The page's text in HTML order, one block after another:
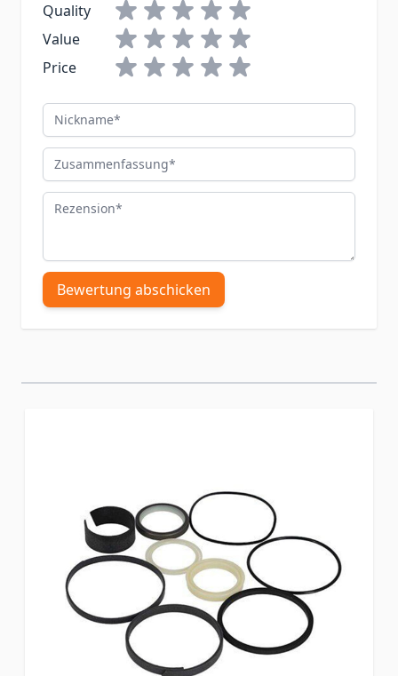
Quality
Value
Price
Nickname
Zusammenfassung
Rezension
Bewertung abschicken